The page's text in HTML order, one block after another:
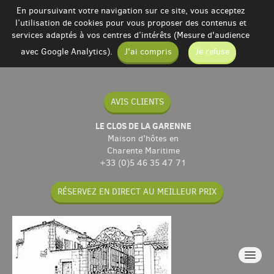
En poursuivant votre navigation sur ce site, vous acceptez
l’utilisation de cookies pour vous proposer des contenus et
services adaptés à vos centres d’intérêts (Mesure d'audience
avec Google Analytics).
J'ai compris Je refuse
AVIS CLIENTS
LE CLOS DE LA GARENNE
Maison d'hôtes en
Charente Maritime
+33 (0)5 46 35 47 71
RÉSERVEZ EN DIRECT AU MEILLEUR PRIX